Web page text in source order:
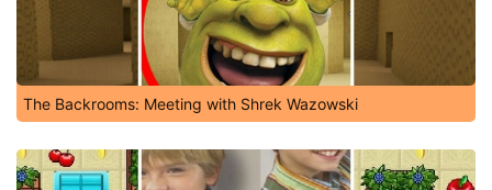
The Backrooms: Meeting with Shrek Wazowski